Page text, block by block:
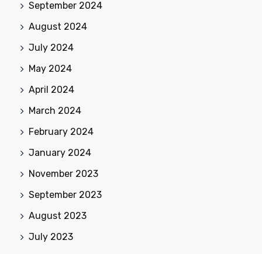
September 2024
August 2024
July 2024
May 2024
April 2024
March 2024
February 2024
January 2024
November 2023
September 2023
August 2023
July 2023